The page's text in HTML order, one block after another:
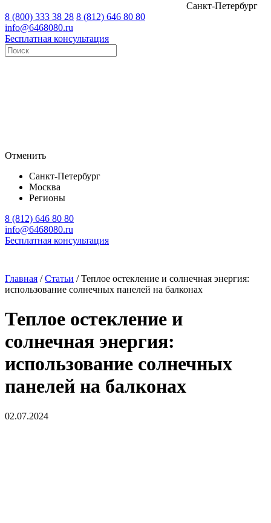
Санкт-Петербург
8 (800) 333 38 28 8 (812) 646 80 80
info@6468080.ru
Бесплатная консультация
Отменить
Санкт-Петербург
Москва
Регионы
8 (812) 646 80 80
info@6468080.ru
Бесплатная консультация
Главная /Статьи /Теплое остекление и солнечная энергия:
использование солнечных панелей на балконах
Теплое остекление и
солнечная энергия:
использование солнечных
панелей на балконах
02.07.2024